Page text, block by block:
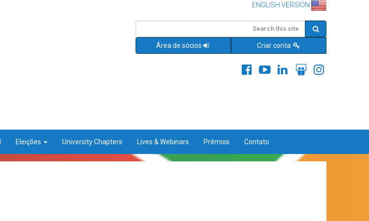
ENGLISH VERSION
Área de sócios Criar conta
Eleições University Chapters Lives & Webinars Prêmios Contato